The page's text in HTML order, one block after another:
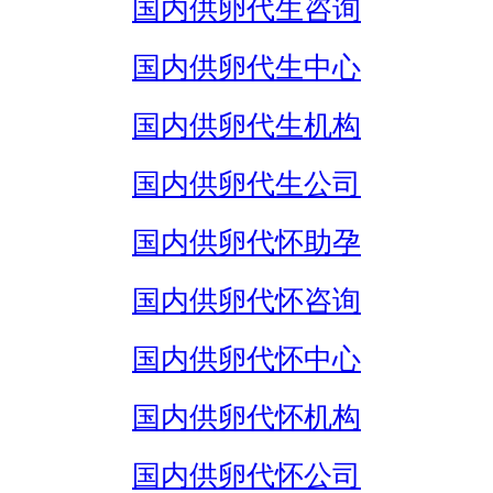
国内供卵代生咨询
国内供卵代生中心
国内供卵代生机构
国内供卵代生公司
国内供卵代怀助孕
国内供卵代怀咨询
国内供卵代怀中心
国内供卵代怀机构
国内供卵代怀公司